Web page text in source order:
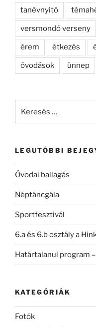
tanévnyitó
versmondó verseny
érem étkezés
óvodások ünnep
LEGUTÓBBI
Óvodai ballagás
Néptáncgála
Sportfesztivál
6.a és 6.b osztály a
Határtalanul program
KATEGÓRIÁK
Fotók